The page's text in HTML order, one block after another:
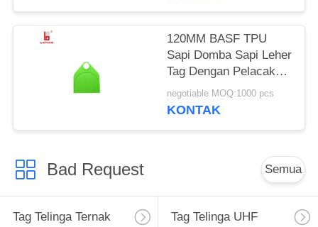
120MM BASF TPU
Sapi Domba Sapi Leher
Tag Dengan Pelacakan
Pertanian Logo Dicetak
Laser
negotiable MOQ:1000 pcs
KONTAK
Bad Request Semua
Tag Telinga Ternak Tag Telinga UHF